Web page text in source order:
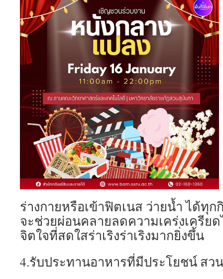
ร่างกายหรือเข้าฟิตเนส ว่ายน้ำ ได้ทุ
จะช่วยผ่อนคลายลดความเคร่งเครีย
จิตใจที่สดใสร่าเริงร่าเริงมากยิ่งขึ้น
4.รับประทานอาหารที่มีประโยชน์ สว